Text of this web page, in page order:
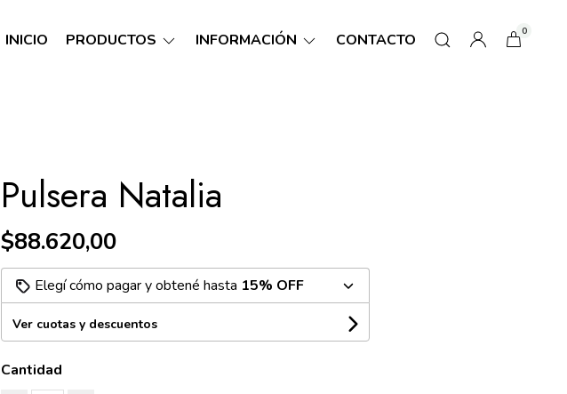
INICIO PRODUCTOS INFORMACIÓN CONTACTO 0
Pulsera Natalia
$88.620,00
Elegí cómo pagar y obtené hasta 15% OFF
Ver cuotas y descuentos
Cantidad